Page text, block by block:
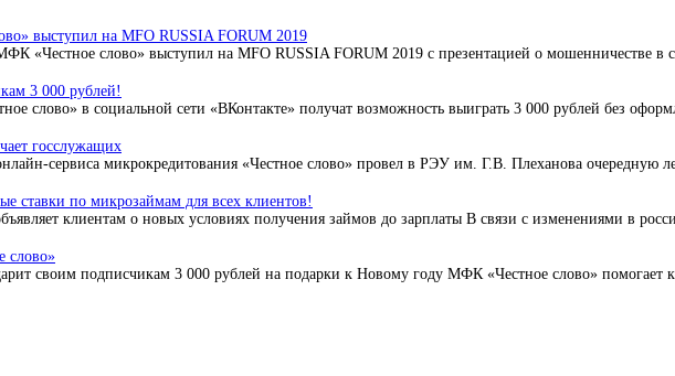
выступил на MFO RUSSIA FORUM 2019
«Честное слово» выступил на MFO RUSSIA FORUM 2019 с презентацией о мошенничестве в
3 000 рублей!
слово» в социальной сети «ВКонтакте» получат возможность выиграть 3 000 рублей без
госслужащих
сервиса микрокредитования «Честное слово» провел в РЭУ им. Г.В. Плеханова очередную
ставки по микрозаймам для всех клиентов!
клиентам о новых условиях получения займов до зарплаты В связи с изменениями в
слово»
своим подписчикам 3 000 рублей на подарки к Новому году МФК «Честное слово» помогает